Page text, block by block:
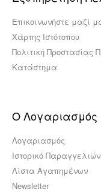
Επικοινωνήστε μαζί
Χάρτης Ιστότοπου
Πολιτική Προστασίας
Κατάστημα
Ο Λογαριασμός
Λογαριασμός
Ιστορικό Παραγγελιών
Λίστα Αγαπημένων
Newsletter